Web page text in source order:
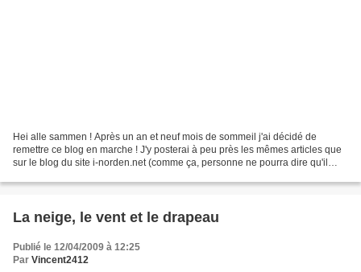
Hei alle sammen ! Après un an et neuf mois de sommeil j'ai décidé de
remettre ce blog en marche ! J'y posterai à peu près les mêmes articles que
sur le blog du site i-norden.net (comme ça, personne ne pourra dire qu'il
La neige, le vent et le drapeau
Publié le 12/04/2009 à 12:25
Par Vincent2412